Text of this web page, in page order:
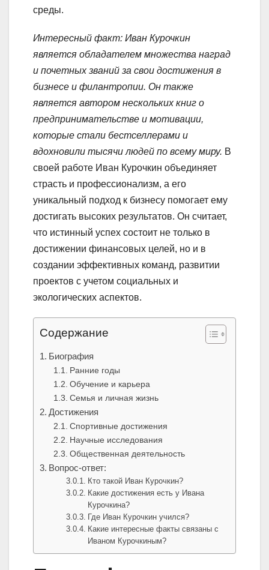
среды.
Интересный факт: Иван Курочкин
является обладателем множества наград
и почетных званий за свои достижения в
бизнесе и филантропии. Он также
является автором нескольких книг о
предпринимательстве и мотивации,
которые стали бестселлерами и
вдохновили тысячи людей по всему миру. В
своей работе Иван Курочкин объединяет
страсть и профессионализм, а его
уникальный подход к бизнесу помогает ему
достигать высоких результатов. Он считает,
что истинный успех состоит не только в
достижении финансовых целей, но и в
создании эффективных команд, развитии
проектов с учетом социальных и
экологических аспектов.
Содержание
Биография
Ранние годы
Обучение и карьера
Семья и личная жизнь
Достижения
Спортивные достижения
Научные исследования
Общественная деятельность
Вопрос-ответ:
Кто такой Иван Курочкин?
Какие достижения есть у Ивана
Курочкина?
Где Иван Курочкин учился?
Какие интересные факты связаны с
Иваном Курочкиным?